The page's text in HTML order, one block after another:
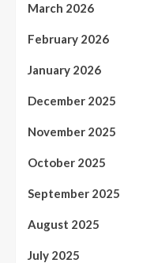
March 2026
February 2026
January 2026
December 2025
November 2025
October 2025
September 2025
August 2025
July 2025